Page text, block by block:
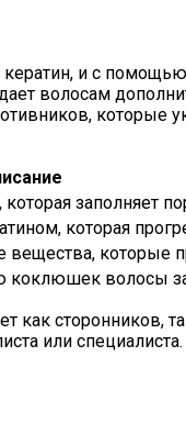
кератин, и с
волосам
заполняет
которая
вещества,
коклюшек волосы
как сторонников,
или специалиста.